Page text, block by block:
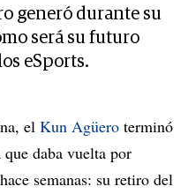
generó durante su
será su futuro
eSports.
el Kun Agüero terminó
daba vuelta por
semanas: su retiro del